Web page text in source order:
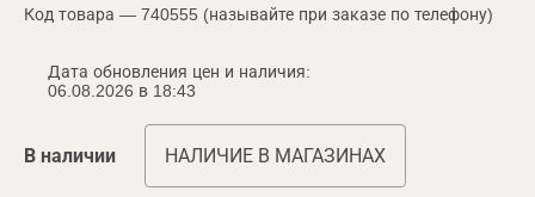
Код товара — 740555 (называйте при заказе по телефону)
Дата обновления цен и наличия:
06.08.2026 в 18:43
В наличии НАЛИЧИЕ В МАГАЗИНАХ